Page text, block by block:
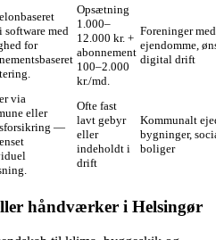
software med
for
Opsætning
1.000–
12.000 kr. +
abonnement
100–2.000
kr./md.
Foreninger
ejendomme,
digital drift
via
eller
—
Ofte fast
lavt gebyr
eller
indeholdt i
drift
Kommunalt
bygninger,
boliger
håndværker i Helsingør